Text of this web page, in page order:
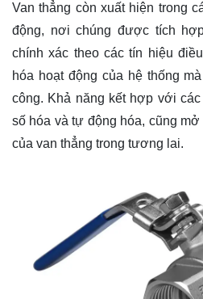
Van thẳng còn xuất hiện trong
động, nơi chúng được tích
chính xác theo các tín hiệu
hóa hoạt động của hệ thống
công. Khả năng kết hợp với
số hóa và tự động hóa, cũng
của van thẳng trong tương lai.